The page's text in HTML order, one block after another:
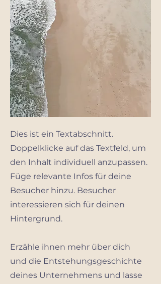
Dies ist ein Textabschnitt.
Doppelklicke auf das Textfeld, um
den Inhalt individuell anzupassen.
Füge relevante Infos für deine
Besucher hinzu. Besucher
interessieren sich für deinen
Hintergrund.
Erzähle ihnen mehr über dich
und die Entstehungsgeschichte
deines Unternehmens und lasse